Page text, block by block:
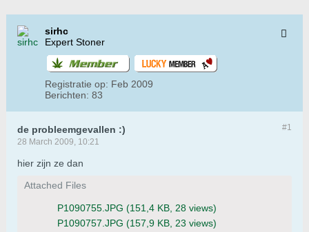
sirhc
Expert Stoner
Registratie op: Feb 2009
Berichten: 83
#1
de probleemgevallen :)
28 March 2009, 10:21
hier zijn ze dan
Attached Files
P1090755.JPG (151,4 KB, 28 views)
P1090757.JPG (157,9 KB, 23 views)